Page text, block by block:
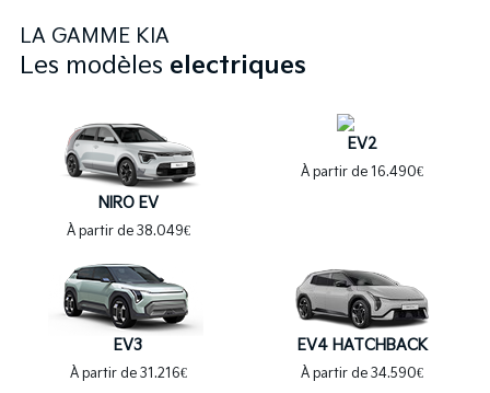
LA GAMME KIA
Les modèles electriques
NIRO EV
À partir de 38.049€
EV2
À partir de 16.490€
EV3
À partir de 31.216€
EV4 HATCHBACK
À partir de 34.590€